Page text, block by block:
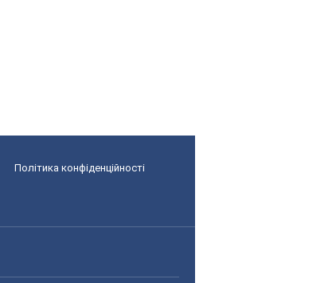
Політика конфіденційності